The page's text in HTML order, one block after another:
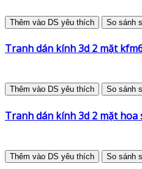
Thêm vào DS yêu thích So sánh
Tranh dán kính 3d 2 mặt
Thêm vào DS yêu thích So sánh
Tranh dán kính 3d 2 mặt hoa
Thêm vào DS yêu thích So sánh